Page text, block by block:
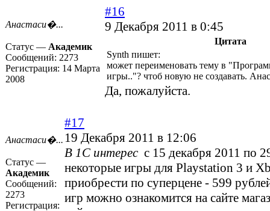
Анастаси�...
Статус — Академик
Сообщений: 2273
Регистрация: 14 Марта
2008
#16
9 Декабря 2011 в 0:45
Цитата
Synth пишет:
может переименовать тему в
игры.."? чтоб новую не создавать.
Да, пожалуйста.
Анастаси�...
Статус —
Академик
Сообщений:
2273
Регистрация:
#17
19 Декабря 2011 в 12:06
В 1С интерес с 15 декабря 2011 по
некоторые игры для Playstation 3 и
приобрести по суперцене - 599
игр можно ознакомится на сайте